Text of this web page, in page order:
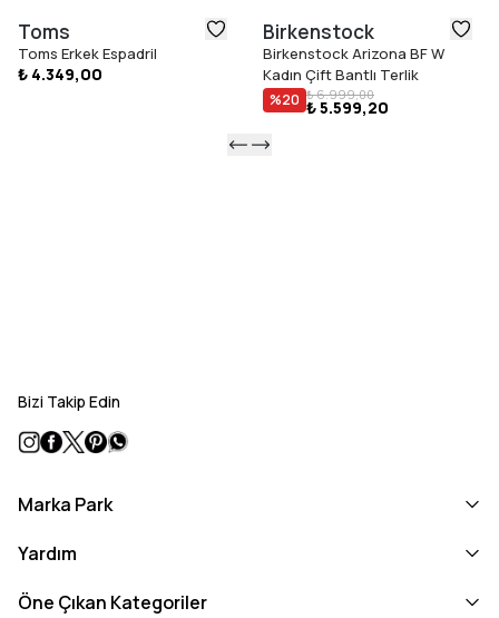
Toms
Toms Erkek Espadril
₺ 4.349,00
Birkenstock
Birkenstock Arizona BF W
Kadın Çift Bantlı Terlik
%20 ₺ 6.999,00
₺ 5.599,20
Bizi Takip Edin
Marka Park
Yardım
Öne Çıkan Kategoriler